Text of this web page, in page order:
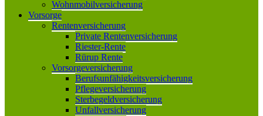
Wohnmobilversicherung
Vorsorge
Rentenversicherung
Private Rentenversicherung
Riester-Rente
Rürup Rente
Vorsorgeversicherung
Berufsunfähigkeitsversicherung
Pflegeversicherung
Sterbegeldversicherung
Unfallversicherung